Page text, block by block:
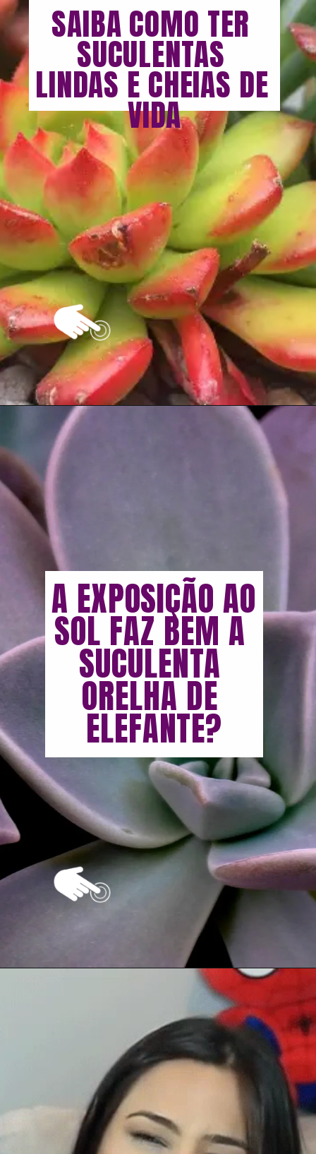
SAIBA COMO TER
SUCULENTAS
LINDAS E CHEIAS DE
VIDA
Opening
A EXPOSIÇÃO AO
SOL FAZ BEM A
SUCULENTA
ORELHA DE
ELEFANTE?